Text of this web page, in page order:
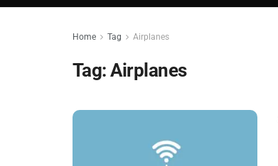
Home Tag Airplanes
Tag:Airplanes